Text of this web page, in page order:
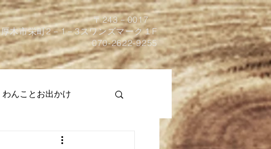
​〒243－0017
厚木市栄町2－1－3スワンズマーク１F
070-2622-9255
わんことお出かけ